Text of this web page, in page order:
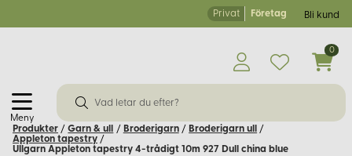
Privat Företag Bli kund
Meny
0
Produkter / Garn & ull / Broderigarn / Broderigarn ull
/
Appleton tapestry /
Ullgarn Appleton tapestry 4-trådigt 10m 927 Dull china blue